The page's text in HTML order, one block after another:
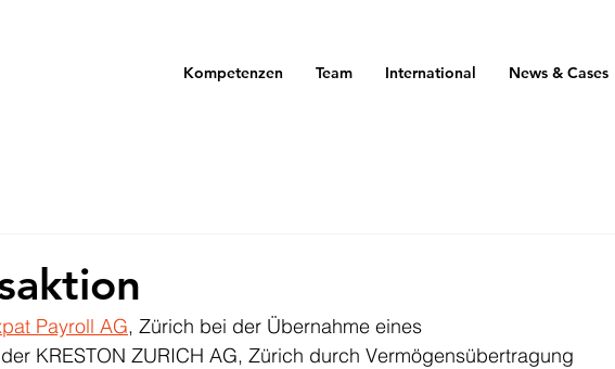
Kompetenzen Team International News & Cases
Payroll AG, Zürich bei der Übernahme eines
KRESTON ZURICH AG, Zürich durch Vermögensübertragung